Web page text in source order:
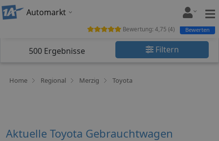
Automarkt
500 Ergebnisse Filtern
Home Regional Merzig Toyota
Bewertung: 4,75 (4) Bewerten
Aktuelle Toyota Gebrauchtwagen